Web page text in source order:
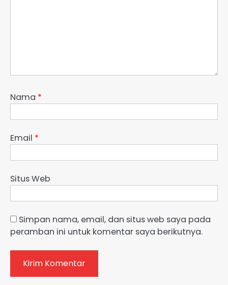
Nama *
Email *
Situs Web
Simpan nama, email, dan situs web saya pada
peramban ini untuk komentar saya berikutnya.